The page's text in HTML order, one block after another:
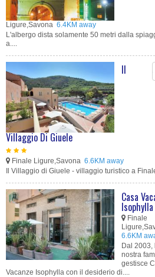
Ligure,Savona 6.4KM away
L'albergo dista solamente 50 metri dalla
a....
Il
Villaggio Di Giuele
Finale Ligure,Savona 6.6KM away
Il Villaggio di Giuele - villaggio turistico a
Casa
Isophylla
Finale
6.6KM
Dal 2003,
nostra
gestisce
Vacanze Isophylla con il desiderio di....